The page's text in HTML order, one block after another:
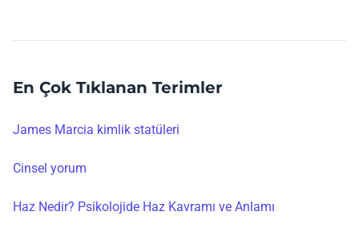
En Çok Tıklanan Terimler
James Marcia kimlik statüleri
Cinsel yorum
Haz Nedir? Psikolojide Haz Kavramı ve Anlamı